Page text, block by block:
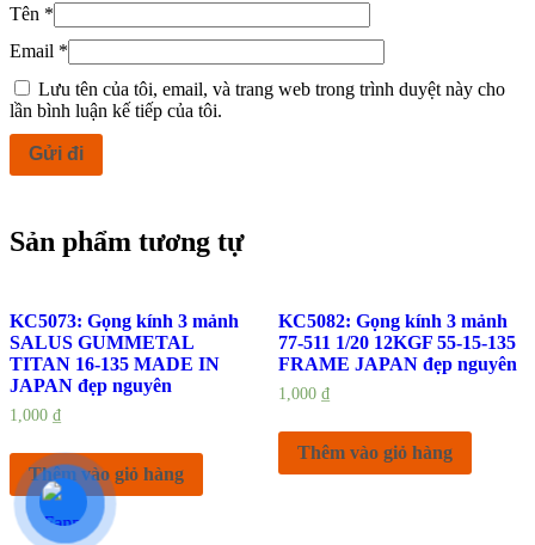
Tên *
Email *
Lưu tên của tôi, email, và trang web trong trình duyệt này cho
lần bình luận kế tiếp của tôi.
Sản phẩm tương tự
KC5073: Gọng kính 3 mảnh
SALUS GUMMETAL
TITAN 16-135 MADE IN
JAPAN đẹp nguyên
1,000 ₫
Thêm vào giỏ hàng
KC5082: Gọng kính 3 mảnh
77-511 1/20 12KGF 55-15-135
FRAME JAPAN đẹp nguyên
1,000 ₫
Thêm vào giỏ hàng